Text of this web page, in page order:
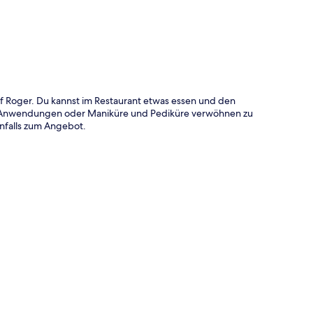
Du kannst im Restaurant etwas essen und den
oder Maniküre und Pediküre verwöhnen zu
zum Angebot.